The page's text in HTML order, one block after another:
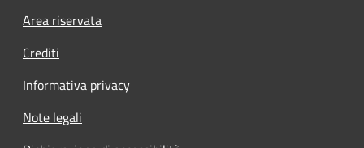
Footer menu
Area riservata
Crediti
Informativa privacy
Note legali